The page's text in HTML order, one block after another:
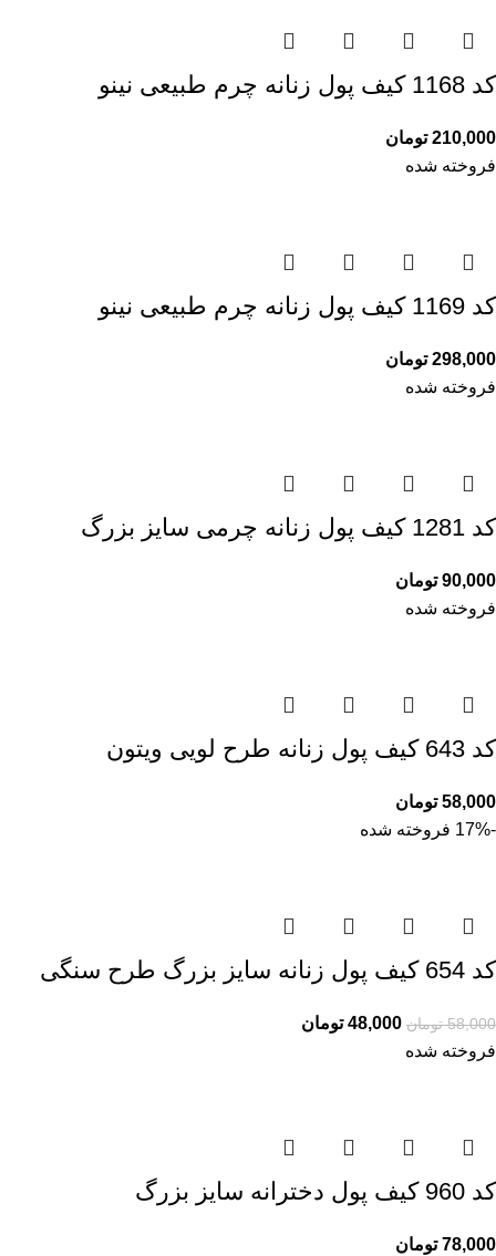
کد 1168 کیف پول زنانه چرم طبیعی نینو
210,000 تومان
فروخته شده
کد 1169 کیف پول زنانه چرم طبیعی نینو
298,000 تومان
فروخته شده
کد 1281 کیف پول زنانه چرمی سایز بزرگ
90,000 تومان
فروخته شده
کد 643 کیف پول زنانه طرح لویی ویتون
58,000 تومان
-17%
فروخته شده
کد 654 کیف پول زنانه سایز بزرگ طرح سنگی
58,000 تومان 48,000 تومان
فروخته شده
کد 960 کیف پول دخترانه سایز بزرگ
78,000 تومان